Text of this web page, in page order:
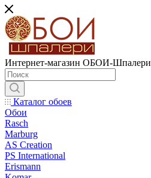
Интернет-магазин ОБОИ-Шпалери
Каталог обоев
Обои
Rasch
Marburg
AS Creation
PS International
Erismann